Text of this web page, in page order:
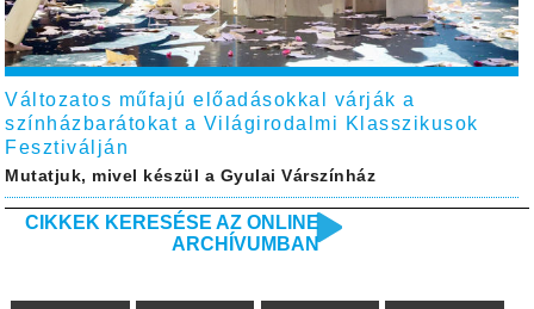
Változatos műfajú előadásokkal várják a
színházbarátokat a Világirodalmi Klasszikusok
Fesztiválján
Mutatjuk, mivel készül a Gyulai Várszínház
CIKKEK KERESÉSE AZ ONLINE
ARCHÍVUMBAN